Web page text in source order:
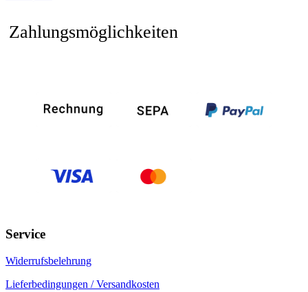
Zahlungsmöglichkeiten
Service
Widerrufsbelehrung
Lieferbedingungen / Versandkosten